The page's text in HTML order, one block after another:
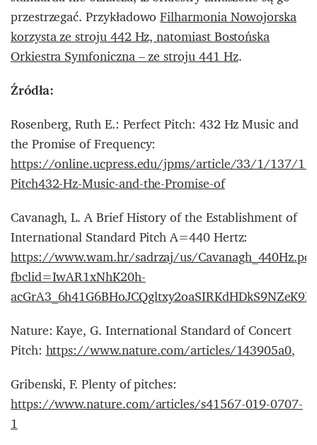
przestrzegać. PrzykładowoFilharmonia Nowojorska
korzysta ze stroju 442 Hz, natomiast Bostońska
Orkiestra Symfoniczna– ze stroju 441 Hz.
Źródła:
Rosenberg, Ruth E.: Perfect Pitch: 432 Hz Music and
the Promise of Frequency:
https://online.ucpress.edu/jpms/article/33/1/137/
Pitch432-Hz-Music-and-the-Promise-of
Cavanagh, L. A Brief History of the Establishment of
International Standard Pitch A=440 Hertz:
https://www.wam.hr/sadrzaj/us/
fbclid=IwAR1xNhK20h-
Nature: Kaye, G. International Standard of Concert
Pitch:https://www.nature.com/articles/143905a0,
Gribenski, F. Plenty of pitches:
https://www.nature.com/articles/s41567-019-0707-
1